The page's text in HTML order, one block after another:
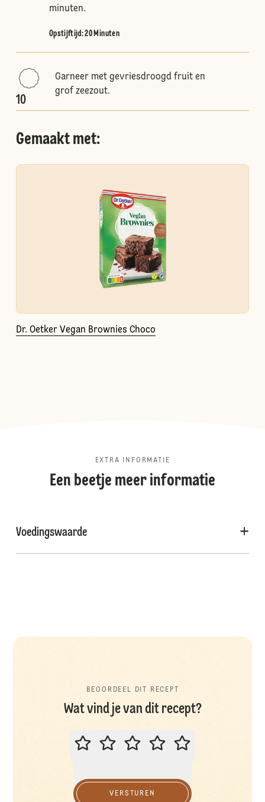
minuten.
Opstijftijd: 20 Minuten
10
Garneer met gevriesdroogd fruit en
grof zeezout.
Gemaakt met:
Dr. Oetker Vegan Brownies Choco
EXTRA INFORMATIE
Een beetje meer informatie
Voedingswaarde
BEOORDEEL DIT RECEPT
Wat vind je van dit recept?
BEOORDEEL DIT RECEPT
VERSTUREN